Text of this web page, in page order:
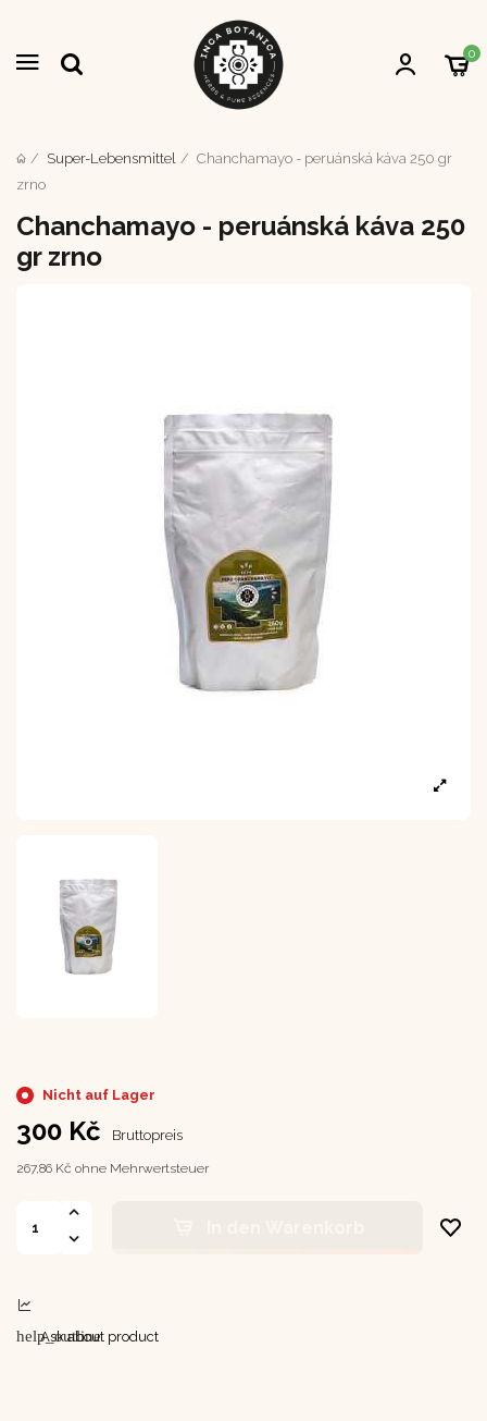
0
Super-Lebensmittel
Chanchamayo - peruánská káva 250 gr
zrno
Chanchamayo - peruánská káva 250
gr zrno
Nicht auf Lager
300 Kč Bruttopreis
267,86 Kč ohne Mehrwertsteuer
help_outline
Ask about product